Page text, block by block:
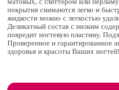
покрытия снимаются легко и
жидкости можно с легкостью
Деликатный состав с низким
повредит ногтевую пластину.
Проверенное и гарантированное
здоровья и красоты Ваших ногтей!